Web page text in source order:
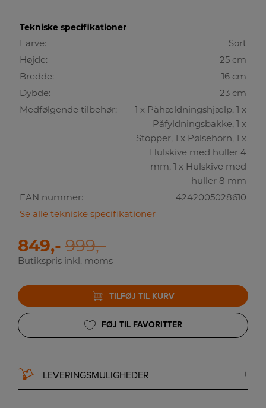
Tekniske specifikationer
Farve:
Sort
Højde:
25 cm
Bredde:
16 cm
Dybde:
23 cm
Medfølgende tilbehør:
1 x Påhældningshjælp, 1 x
Påfyldningsbakke, 1 x
Stopper, 1 x Pølsehorn, 1 x
Hulskive med huller 4
mm, 1 x Hulskive med
huller 8 mm
EAN nummer:
4242005028610
Se alle tekniske specifikationer
849,- 999,-
Butikspris inkl. moms
TILFØJ TIL KURV
FØJ TIL FAVORITTER
LEVERINGSMULIGHEDER